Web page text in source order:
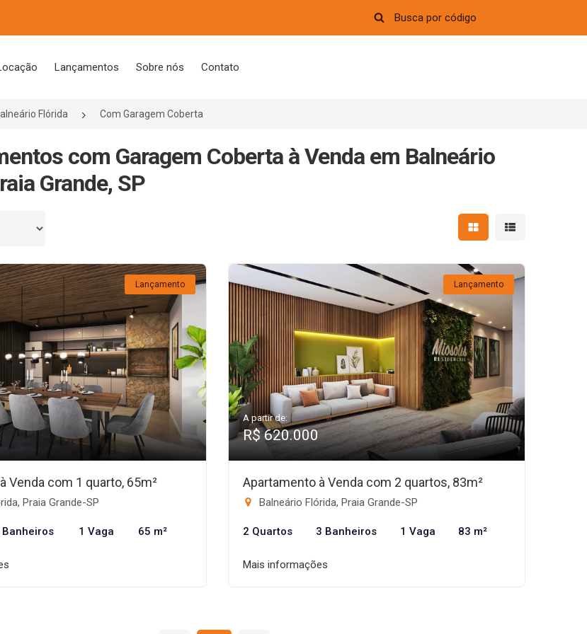
Lançamentos Sobre nós Contato
Flórida Com Garagem Coberta
com Garagem Coberta à Venda em Balneário
Grande, SP
Mostrar resultados em
Mostrar
Lançamento
Venda com 1 quarto, 65m²
Praia Grande-SP
Banheiros 1 Vaga 65 m²
Lançamento
A partir de:
R$ 620.000
Apartamento à Venda com 2 quartos, 83m²
Balneário Flórida, Praia Grande-SP
2 Quartos 3 Banheiros 1 Vaga 83 m²
Mais informações